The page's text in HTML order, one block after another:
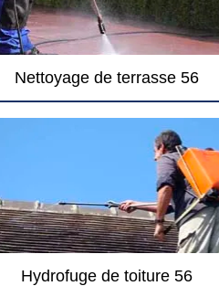
Nettoyage de terrasse 56
Hydrofuge de toiture 56